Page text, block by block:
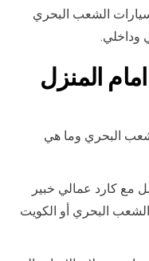
الشعب البحري
وداخلي.
المنزل
البحري وما هي
مع كارد عمالي خبير
البحري أو الكويت